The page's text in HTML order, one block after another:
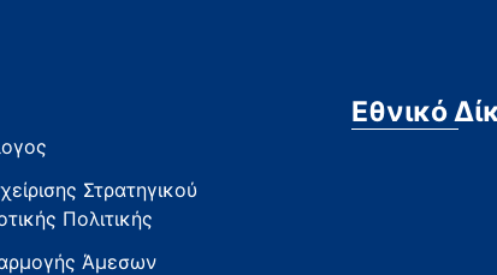
Στρατηγικού
Πολιτικής
Άμεσων
Εθνικό